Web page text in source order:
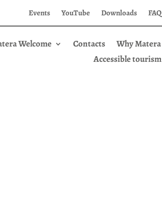
Events YouTube Downloads FAQ
Welcome Contacts Why Matera
Accessible tourism